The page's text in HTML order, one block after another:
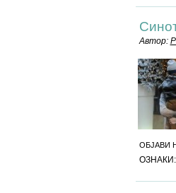
Автор:
ОБЈАВИ
ОЗНАКИ: